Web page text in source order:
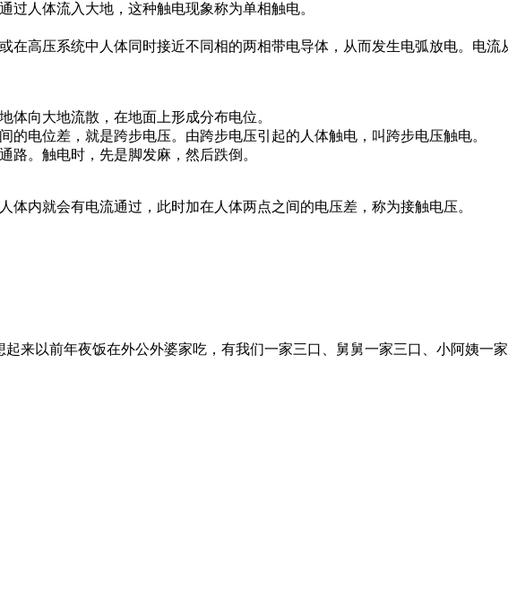
过人体流入大地，这种触电现象称为单相触电。
在高压系统中人体同时接近不同相的两相带电导体，从而发生电弧放电。电
体向大地流散，在地面上形成分布电位。
的电位差，就是跨步电压。由跨步电压引起的人体触电，叫跨步电压触电。
路。触电时，先是脚发麻，然后跌倒。
体内就会有电流通过，此时加在人体两点之间的电压差，称为接触电压。
来以前年夜饭在外公外婆家吃，有我们一家三口、舅舅一家三口、小阿姨一